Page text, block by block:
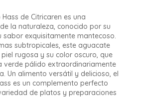
de Citricaren es una
la naturaleza, conocido por su
sabor exquisitamente mantecoso.
subtropicales, este aguacate
rugosa y su color oscuro, que
verde pálido extraordinariamente
Un alimento versátil y delicioso, el
es un complemento perfecto
de platos y preparaciones